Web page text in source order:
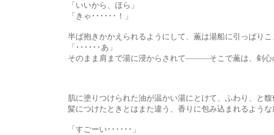
「いいから、ほら」
「きゃ･･････！」
半ば抱きかかえられるようにして、薫は湯船に引っぱりこま
「･･････あ」
そのまま肩まで湯に浸からされて―――そこで薫は、剣心の意
肌に塗りつけられた油が温かい湯にとけて、ふわり、と馥郁た
髪につけたときとはまた違う、香りに包み込まれるような感覚
「すごーい･･････」